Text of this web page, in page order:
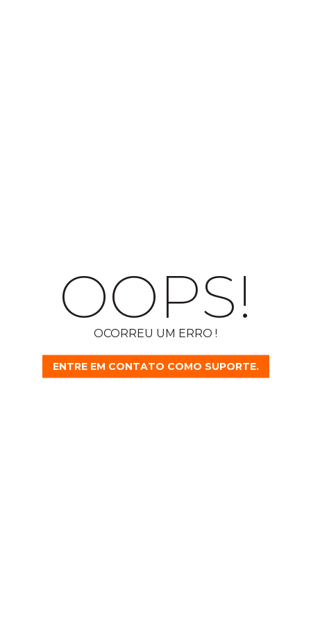
OOPS!
OCORREU UM ERRO !
ENTRE EM CONTATO COMO SUPORTE.